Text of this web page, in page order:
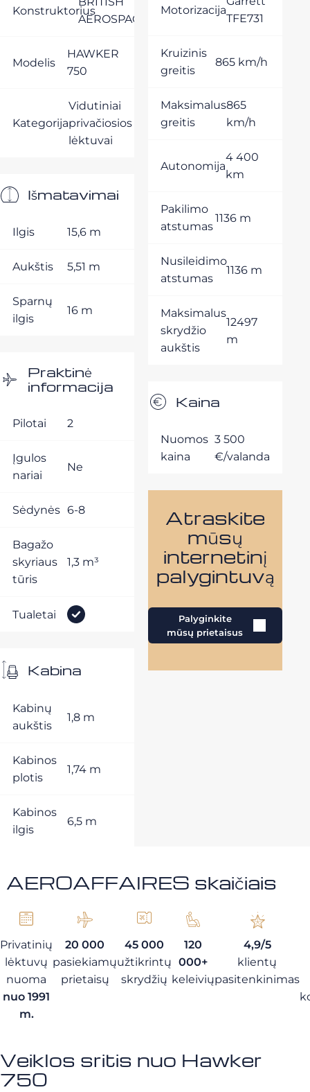
Konstruktorius
AEROSPACE
Modelis
HAWKER
750
Kategorija
Vidutiniai
privačiosios
lėktuvai
Išmatavimai
Ilgis 15,6 m
Aukštis 5,51 m
Sparnų
ilgis
16 m
Praktinė
informacija
Pilotai 2
Įgulos
nariai
Ne
Sėdynės 6-8
Bagažo
skyriaus
tūris
1,3 m³
Tualetai
Kabina
Kabinų
aukštis
1,8 m
Kabinos
plotis
1,74 m
Kabinos
ilgis
6,5 m
Motorizacija
TFE731
Kruizinis
greitis
865 km/h
Maksimalus
greitis
865
km/h
Autonomija
4 400
km
Pakilimo
atstumas
1136 m
Nusileidimo
atstumas
1136 m
Maksimalus
skrydžio
aukštis
12497
m
Kaina
Nuomos
kaina
3 500
€/valanda
Atraskite
mūsų
internetinį
palygintuvą
Palyginkite
mūsų prietaisus
AEROAFFAIRES skaičiais
Privatinių
lėktuvų
nuoma
nuo 1991
m.
20 000
pasiekiamų
prietaisų
45 000
užtikrintų
skrydžių
120
000+
keleivių
4,9/5
klientų
pasitenkinimas
Veiklos sritis nuo Hawker
750